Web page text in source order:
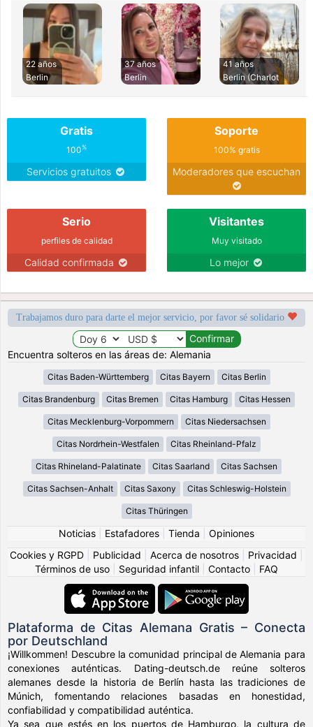
22 años
Berlin
37 años
Berlin
41 años
Berlin (Charlot
Gratis
100%
Servicios gratuitos
Soporte
100% gratis
Moderadores que escuchan
Serio
perfiles de calidad
Calidad confirmada
Visitantes
Muy visitado
Lo mejor
Trabajamos duro para darte el mejor servicio, por favor sé solidario
Encuentra solteros en las áreas de: Alemania
Citas Baden-Württemberg Citas Bayern Citas Berlin
Citas Brandenburg Citas Bremen Citas Hamburg Citas Hessen
Citas Mecklenburg-Vorpommern Citas Niedersachsen
Citas Nordrhein-Westfalen Citas Rheinland-Pfalz
Citas Rhineland-Palatinate Citas Saarland Citas Sachsen
Citas Sachsen-Anhalt Citas Saxony Citas Schleswig-Holstein
Citas Thüringen
Noticias Estafadores Tienda
Opiniones
Cookies y RGPD
Publicidad Acerca de nosotros Privacidad
Términos de uso
Seguridad infantil Contacto FAQ
Plataforma de Citas Alemana Gratis – Conecta
por Deutschland
¡Willkommen! Descubre la comunidad principal de Alemania para
conexiones auténticas. Dating-deutsch.de reúne solteros
alemanes desde la historia de Berlín hasta las tradiciones de
Múnich, fomentando relaciones basadas en honestidad,
confiabilidad y compatibilidad auténtica.
Ya sea que estés en los puertos de Hamburgo, la cultura de